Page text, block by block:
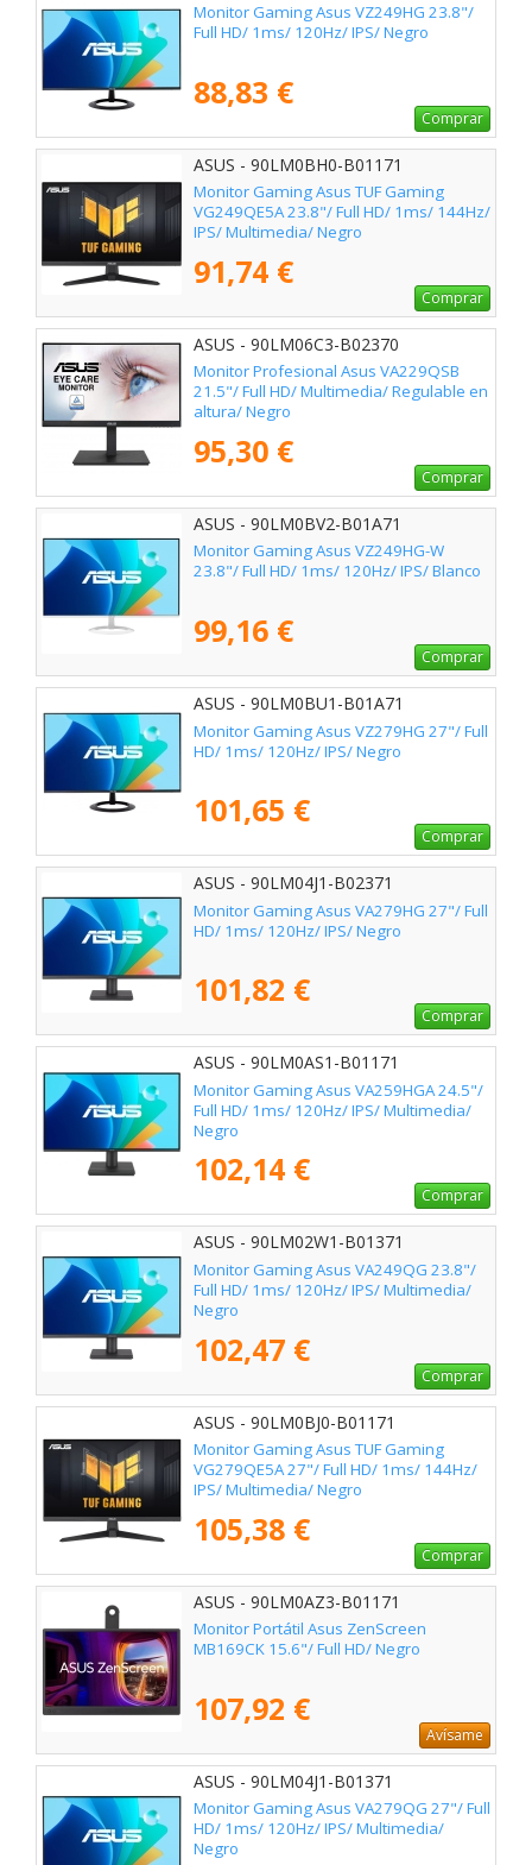
Monitor Gaming Asus VZ249HG 23.8"/
Full HD/ 1ms/ 120Hz/ IPS/ Negro
88,83 €
Comprar
ASUS - 90LM0BH0-B01171
Monitor Gaming Asus TUF Gaming
VG249QE5A 23.8"/ Full HD/ 1ms/ 144Hz/
IPS/ Multimedia/ Negro
91,74 €
Comprar
ASUS - 90LM06C3-B02370
Monitor Profesional Asus VA229QSB
21.5"/ Full HD/ Multimedia/ Regulable en
altura/ Negro
95,30 €
Comprar
ASUS - 90LM0BV2-B01A71
Monitor Gaming Asus VZ249HG-W
23.8"/ Full HD/ 1ms/ 120Hz/ IPS/ Blanco
99,16 €
Comprar
ASUS - 90LM0BU1-B01A71
Monitor Gaming Asus VZ279HG 27"/ Full
HD/ 1ms/ 120Hz/ IPS/ Negro
101,65 €
Comprar
ASUS - 90LM04J1-B02371
Monitor Gaming Asus VA279HG 27"/ Full
HD/ 1ms/ 120Hz/ IPS/ Negro
101,82 €
Comprar
ASUS - 90LM0AS1-B01171
Monitor Gaming Asus VA259HGA 24.5"/
Full HD/ 1ms/ 120Hz/ IPS/ Multimedia/
Negro
102,14 €
Comprar
ASUS - 90LM02W1-B01371
Monitor Gaming Asus VA249QG 23.8"/
Full HD/ 1ms/ 120Hz/ IPS/ Multimedia/
Negro
102,47 €
Comprar
ASUS - 90LM0BJ0-B01171
Monitor Gaming Asus TUF Gaming
VG279QE5A 27"/ Full HD/ 1ms/ 144Hz/
IPS/ Multimedia/ Negro
105,38 €
Comprar
ASUS - 90LM0AZ3-B01171
Monitor Portátil Asus ZenScreen
MB169CK 15.6"/ Full HD/ Negro
107,92 €
Avísame
ASUS - 90LM04J1-B01371
Monitor Gaming Asus VA279QG 27"/ Full
HD/ 1ms/ 120Hz/ IPS/ Multimedia/
Negro